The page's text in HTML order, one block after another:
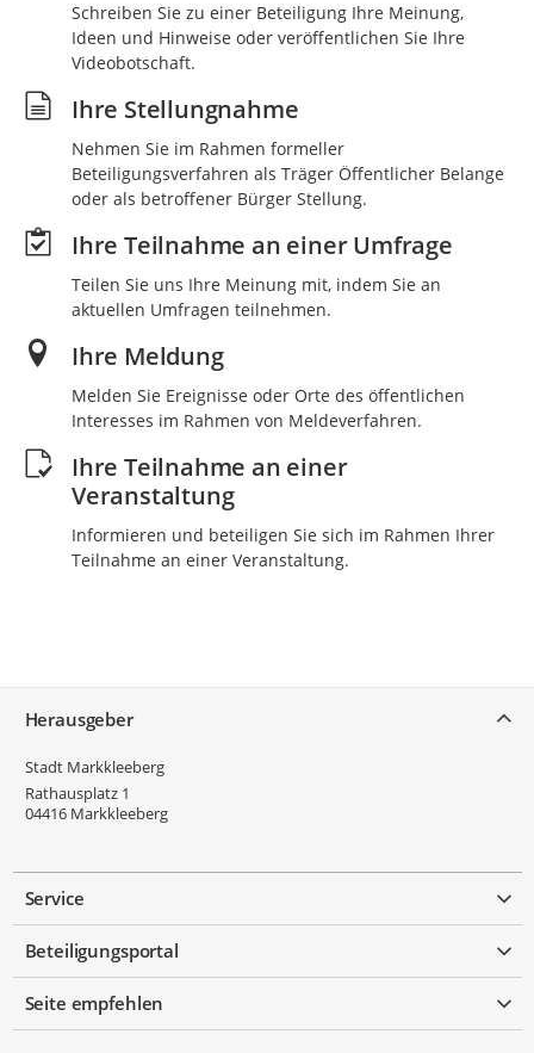
Schreiben Sie zu einer Beteiligung Ihre Meinung,
Ideen und Hinweise oder veröffentlichen Sie Ihre
Videobotschaft.
Ihre Stellungnahme
Nehmen Sie im Rahmen formeller
Beteiligungsverfahren als Träger Öffentlicher Belange
oder als betroffener Bürger Stellung.
Ihre Teilnahme an einer Umfrage
Teilen Sie uns Ihre Meinung mit, indem Sie an
aktuellen Umfragen teilnehmen.
Ihre Meldung
Melden Sie Ereignisse oder Orte des öffentlichen
Interesses im Rahmen von Meldeverfahren.
Ihre Teilnahme an einer
Veranstaltung
Informieren und beteiligen Sie sich im Rahmen Ihrer
Teilnahme an einer Veranstaltung.
Herausgeber
Stadt Markkleeberg
Rathausplatz 1
04416 Markkleeberg
Service
Beteiligungsportal
Seite empfehlen